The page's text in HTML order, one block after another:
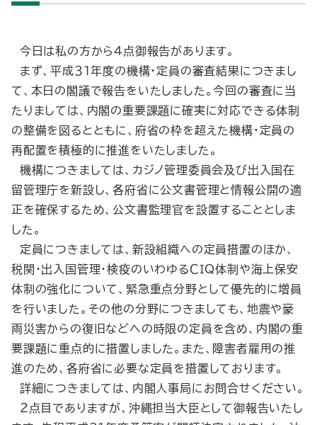
今日は私の方から４点御報告があります。
まず、平成３１年度の機構・定員の審査結果につきまし
て、本日の閣議で報告をいたしました。今回の審査に当
たりましては、内閣の重要課題に確実に対応できる体制
の整備を図るとともに、府省の枠を超えた機構・定員の
再配置を積極的に推進をいたしました。
機構につきましては、カジノ管理委員会及び出入国在
留管理庁を新設し、各府省に公文書管理と情報公開の適
正を確保するため、公文書監理官を設置することとしま
した。
定員につきましては、新設組織への定員措置のほか、
税関・出入国管理・検疫のいわゆるＣＩＱ体制や海上保安
体制の強化について、緊急重点分野として優先的に増員
を行いました。その他の分野につきましても、地震や豪
雨災害からの復旧などへの時限の定員を含め、内閣の重
要課題に重点的に措置しました。また、障害者雇用の推
進のため、各府省に必要な定員を措置しております。
詳細につきましては、内閣人事局にお問合せください。
２点目でありますが、沖縄担当大臣として御報告いたし